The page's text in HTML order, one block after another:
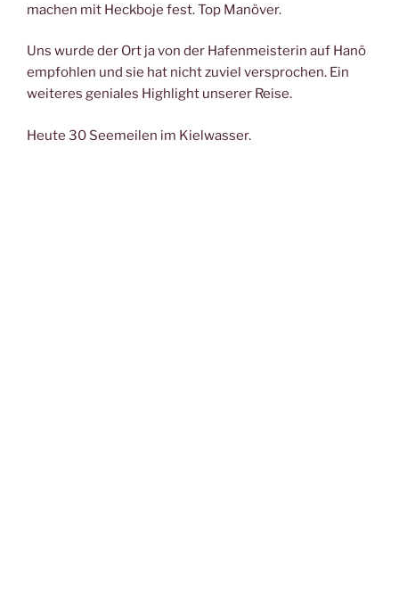
machen mit Heckboje fest. Top Manöver.
Uns wurde der Ort ja von der Hafenmeisterin auf Hanö
empfohlen und sie hat nicht zuviel versprochen. Ein
weiteres geniales Highlight unserer Reise.
Heute 30 Seemeilen im Kielwasser.